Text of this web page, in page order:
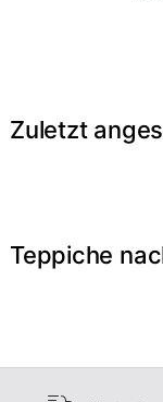
Zuletzt
Teppiche
Wohnzimmer